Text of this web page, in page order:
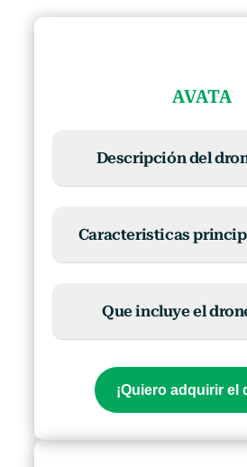
AVATA
Descripción del
Caracteristicas
Que incluye el
¡Quiero adquirir el